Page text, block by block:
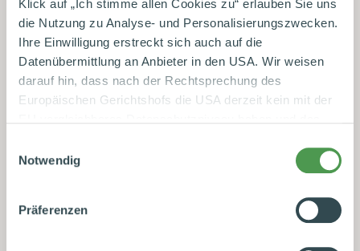
Klick auf „Ich stimme allen Cookies zu“ erlauben Sie uns
die Nutzung zu Analyse- und Personalisierungszwecken.
Ihre Einwilligung erstreckt sich auch auf die
Datenübermittlung an Anbieter in den USA. Wir weisen
darauf hin, dass nach der Rechtsprechung des
Europäischen Gerichtshofs die USA derzeit kein mit der
staatliche Stellen besteht. Diese Zustimmung können Sie
jederzeit in den Cookie-Einstellungen, in denen Sie auch
weitere Details zu unseren Cookies finden, widerrufen
oder abstufen. Nähere Informationen zu Cookies finden
Notwendig
Präferenzen